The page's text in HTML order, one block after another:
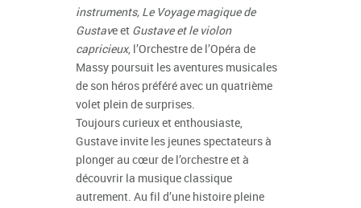
instruments, Le Voyage magique de
Gustave et Gustave et le violon
capricieux, l’Orchestre de l’Opéra de
Massy poursuit les aventures musicales
de son héros préféré avec un quatrième
volet plein de surprises.
Toujours curieux et enthousiaste,
Gustave invite les jeunes spectateurs à
plonger au cœur de l’orchestre et à
découvrir la musique classique
autrement. Au fil d’une histoire pleine